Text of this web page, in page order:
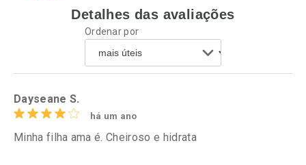
Ativar Desconto
Comprar sem Desconto
Por R$ 52,19/cada
Comprar sem Desconto
Ativar Desconto
Comprar sem Desconto
Por R$ 14,99/cada
Detalhes das avaliações
Ordenar por
Dayseane S.
há um ano
Minha filha ama é. Cheiroso e hidrata